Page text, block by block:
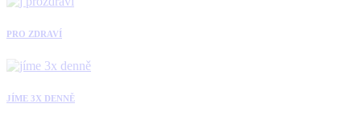
PRO ZDRAVÍ
JÍME 3X DENNĚ